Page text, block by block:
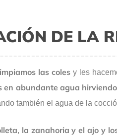
DE LA
las coles y les
en abundante agua hirviendo
también el agua de la
, la zanahoria y el ajo y